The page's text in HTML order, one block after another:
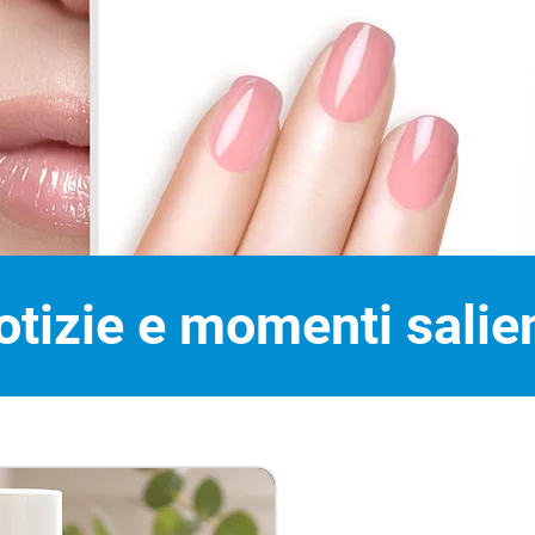
e momenti